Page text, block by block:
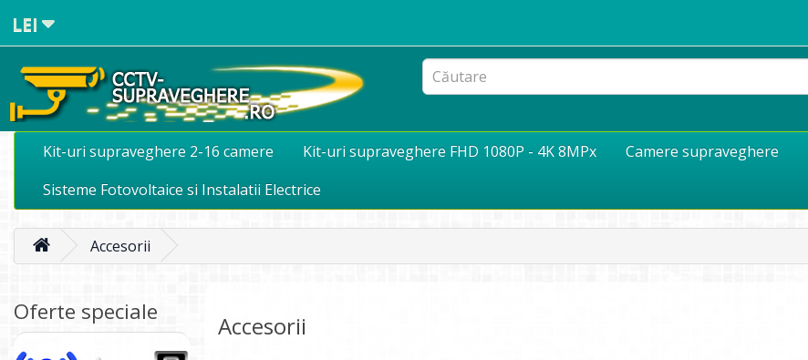
LEI
Kit-uri supraveghere 2-16 camere Kit-uri supraveghere FHD 1080P - 4K 8MPx Camere supraveghere
Sisteme Fotovoltaice si Instalatii Electrice
Accesorii
Oferte speciale Accesorii